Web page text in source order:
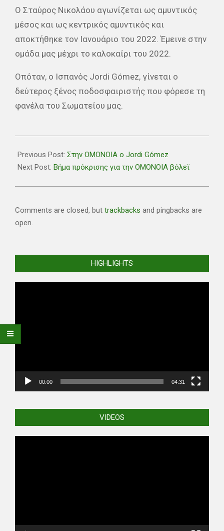
Ο Σταύρος Νικολάου αγωνίζεται ως αμυντικός
μέσος και ως κεντρικός αμυντικός και
αποκτήθηκε τον Ιανουάριο του 2022. Έμεινε στην
ομάδα μας μέχρι το καλοκαίρι του 2022.
Οπόταν, ο Ισπανός Jordi Gómez, γίνεται ο
δεύτερος ξένος ποδοσφαιριστής που φόρεσε τη
φανέλα του Σωματείου μας.
11-
29
Previous Post: Στην ΟΜΟΝΟΙΑ ο Jordi Gómez
Next Post: Βήμα πρόκρισης για την ΟΜΟΝΟΙΑ βόλεϊ
Comments are closed, but trackbacks and pingbacks are
open.
HIGHLIGHTS
00:00 04:31
VIDEOS